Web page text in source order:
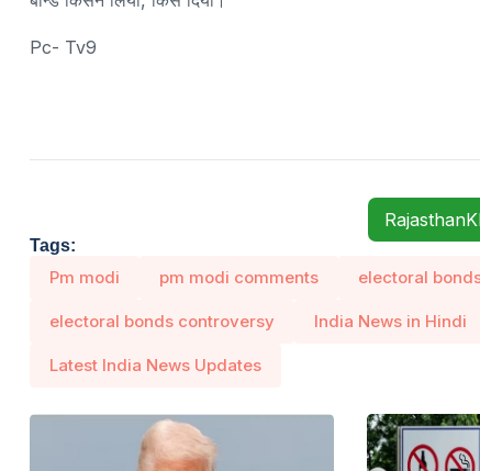
Pc- Tv9
Tags:
Pm modi pm modi comments electoral
electoral bonds controversy India News in Hindi
Latest India News Updates